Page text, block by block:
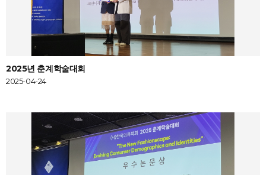
2025년 춘계학술대회
2025-04-24